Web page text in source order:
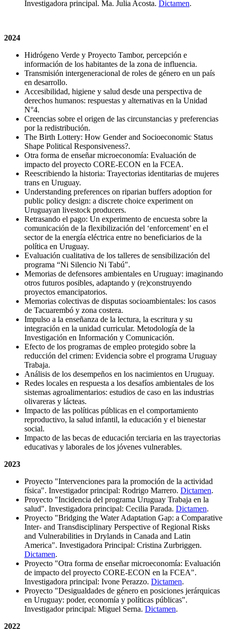
Investigadora principal. Ma. Julia Acosta. Dictamen.
2024
Hidrógeno Verde y Proyecto Tambor, percepción e
información de los habitantes de la zona de influencia.
Transmisión intergeneracional de roles de género en un país
en desarrollo.
Accesibilidad, higiene y salud desde una perspectiva de
derechos humanos: respuestas y alternativas en la Unidad
N°4.
Creencias sobre el origen de las circunstancias y preferencias
por la redistribución.
The Birth Lottery: How Gender and Socioeconomic Status
Shape Political Responsiveness?.
Otra forma de enseñar microeconomía: Evaluación de
impacto del proyecto CORE-ECON en la FCEA.
Reescribiendo la historia: Trayectorias identitarias de mujeres
trans en Uruguay.
Understanding preferences on riparian buffers adoption for
public policy design: a discrete choice experiment on
Uruguayan livestock producers.
Retrasando el pago: Un experimento de encuesta sobre la
comunicación de la flexibilización del ‘enforcement’ en el
sector de la energía eléctrica entre no beneficiarios de la
política en Uruguay.
Evaluación cualitativa de los talleres de sensibilización del
programa “Ni Silencio Ni Tabú".
Memorias de defensores ambientales en Uruguay: imaginando
otros futuros posibles, adaptando y (re)construyendo
proyectos emancipatorios.
Memorias colectivas de disputas socioambientales: los casos
de Tacuarembó y zona costera.
Impulso a la enseñanza de la lectura, la escritura y su
integración en la unidad curricular. Metodología de la
Investigación en Información y Comunicación.
Efecto de los programas de empleo protegido sobre la
reducción del crimen: Evidencia sobre el programa Uruguay
Trabaja.
Análisis de los desempeños en los nacimientos en Uruguay.
Redes locales en respuesta a los desafíos ambientales de los
sistemas agroalimentarios: estudios de caso en las industrias
olivareras y lácteas.
Impacto de las políticas públicas en el comportamiento
reproductivo, la salud infantil, la educación y el bienestar
social.
Impacto de las becas de educación terciaria en las trayectorias
educativas y laborales de los jóvenes vulnerables.
2023
Proyecto "Intervenciones para la promoción de la actividad
física". Investigador principal: Rodrigo Marrero. Dictamen.
Proyecto "Incidencia del programa Uruguay Trabaja en la
salud". Investigadora principal: Cecilia Parada. Dictamen.
Proyecto "Bridging the Water Adaptation Gap: a Comparative
Inter- and Transdisciplinary Perspective of Regional Risks
and Vulnerabilities in Drylands in Canada and Latin
America". Investigadora Principal: Cristina Zurbriggen.
Dictamen.
Proyecto "Otra forma de enseñar microeconomía: Evaluación
de impacto del proyecto CORE-ECON en la FCEA".
Investigadora principal: Ivone Perazzo. Dictamen.
Proyecto "Desigualdades de género en posiciones jerárquicas
en Uruguay: poder, economía y políticas públicas".
Investigador principal: Miguel Serna. Dictamen.
2022